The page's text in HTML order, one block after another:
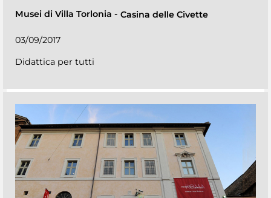
Musei di Villa Torlonia - Casina delle Civette
03/09/2017
Didattica per tutti